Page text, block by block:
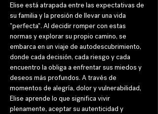
Elise está atrapada entre las expectativas de
su familia y la presión de llevar una vida
"perfecta". Al decidir romper con estas
normas y explorar su propio camino, se
embarca en un viaje de autodescubrimiento,
donde cada decisión, cada riesgo y cada
encuentro la obliga a enfrentar sus miedos y
deseos más profundos. A través de
momentos de alegría, dolor y vulnerabilidad,
Elise aprende lo que significa vivir
plenamente, aceptar su autenticidad y